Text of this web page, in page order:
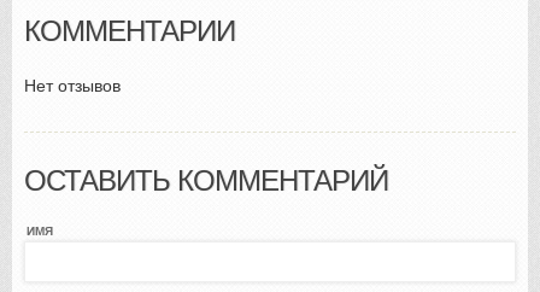
КОММЕНТАРИИ
Нет отзывов
ОСТАВИТЬ КОММЕНТАРИЙ
ИМЯ